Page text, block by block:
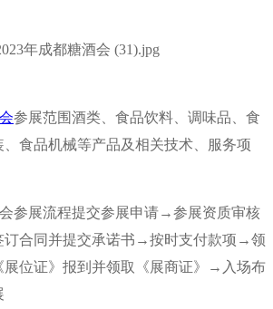
参展范围酒类、食品饮料、调味品、食
食品机械等产品及相关技术、服务项
参展流程提交参展申请→参展资质审核
合同并提交承诺书→按时支付款项→领
位证》报到并领取《展商证》→入场布